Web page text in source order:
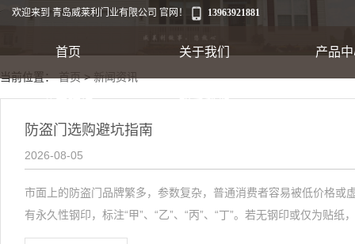
欢迎来到 青岛威莱利门业有限公司 官网！ 13963921881
首页 关于我们 产品
翻板车库门
当前位置：首页>新闻资讯
防盗门选购避坑指南
2026-08-05
市面上的防盗门品牌繁多，参数复杂，普通消费者容易被低价格
有永久性钢印，标注“甲”、“乙”、“丙”、“丁”。若无钢印或仅为贴